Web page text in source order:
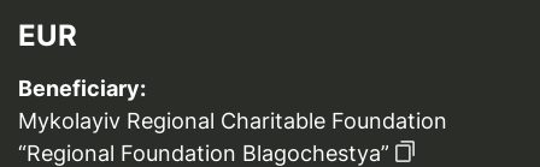
EUR
Beneficiary:
Mykolayiv Regional Charitable Foundation
“Regional Foundation Blagochestya”